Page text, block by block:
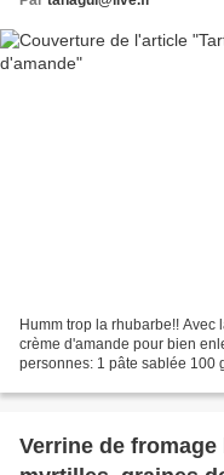
Humm trop la rhubarbe!! Avec
crème d'amande pour bien
personnes: 1 pâte sablée 100
Verrine de